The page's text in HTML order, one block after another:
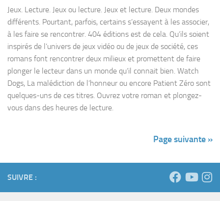
Jeux. Lecture. Jeux ou lecture. Jeux et lecture. Deux mondes
différents. Pourtant, parfois, certains s’essayent à les associer,
à les faire se rencontrer. 404 éditions est de cela. Qu’ils soient
inspirés de l’univers de jeux vidéo ou de jeux de société, ces
romans font rencontrer deux milieux et promettent de faire
plonger le lecteur dans un monde qu’il connait bien. Watch
Dogs, La malédiction de l’honneur ou encore Patient Zéro sont
quelques-uns de ces titres. Ouvrez votre roman et plongez-
vous dans des heures de lecture.
Page suivante »
SUIVRE :